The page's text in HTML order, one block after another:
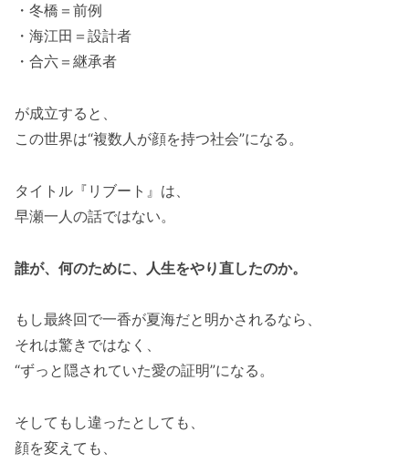
・冬橋＝前例
・海江田＝設計者
・合六＝継承者
が成立すると、
この世界は“複数人が顔を持つ社会”になる。
タイトル『リブート』は、
早瀬一人の話ではない。
誰が、何のために、人生をやり直したのか。
もし最終回で一香が夏海だと明かされるなら、
それは驚きではなく、
“ずっと隠されていた愛の証明”になる。
そしてもし違ったとしても、
顔を変えても、